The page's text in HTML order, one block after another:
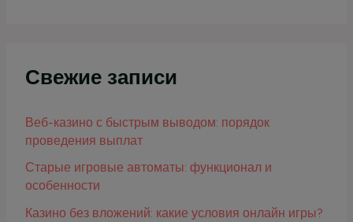
Свежие записи
Веб-казино с быстрым выводом: порядок
проведения выплат
Старые игровые автоматы: функционал и
особенности
Казино без вложений: какие условия онлайн игры?